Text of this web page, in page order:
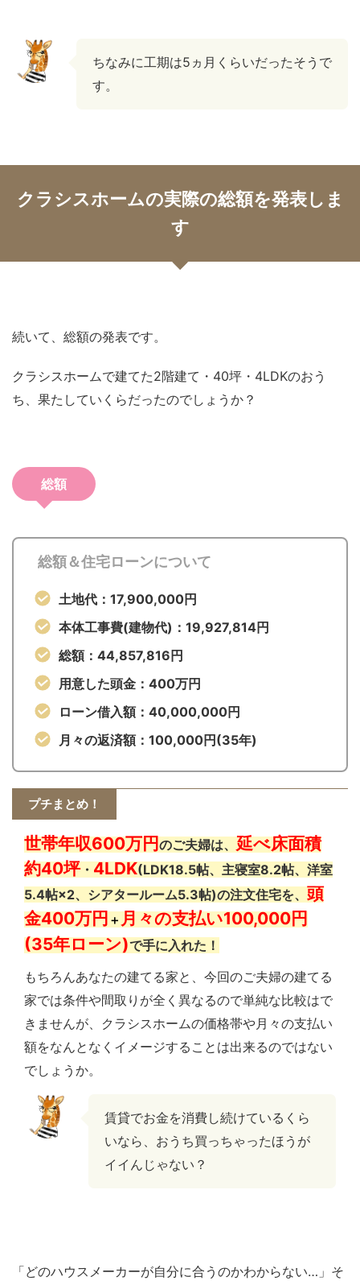
ちなみに工期は5ヵ月くらいだったそうで
す。
クラシスホームの実際の総額を発表しま
す
続いて、総額の発表です。
クラシスホームで建てた2階建て・40坪・4LDKのおう
ち、果たしていくらだったのでしょうか？
総額
総額＆住宅ローンについて
土地代：17,900,000円
本体工事費(建物代)：19,927,814円
総額：44,857,816円
用意した頭金：400万円
ローン借入額：40,000,000円
月々の返済額：100,000円(35年)
プチまとめ！
世帯年収600万円のご夫婦は、 延べ床面積
約40坪・ 4LDK(LDK18.5帖、主寝室8.2帖、洋室
5.4帖×2、シアタールーム5.3帖)の注文住宅を、 頭
金400万円＋月々の支払い100,000円
(35年ローン)で手に入れた！
もちろんあなたの建てる家と、今回のご夫婦の建てる
家では条件や間取りが全く異なるので単純な比較はで
きませんが、クラシスホームの価格帯や月々の支払い
額をなんとなくイメージすることは出来るのではない
でしょうか。
賃貸でお金を消費し続けているくら
いなら、おうち買っちゃったほうが
イイんじゃない？
「どのハウスメーカーが自分に合うのかわからない…」そ